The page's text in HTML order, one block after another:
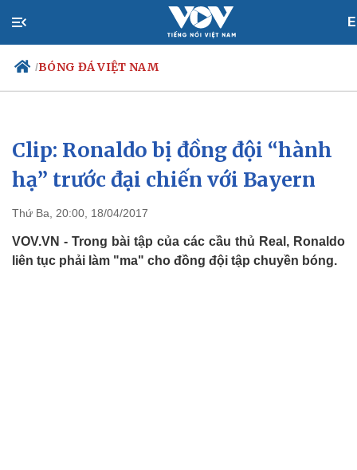
/BÓNG ĐÁ VIỆT NAM
Chính trị
Đảng
Tổ chức nhân sự
Nhận diện sự thật
Xã hội
Tin 24h
Dự báo thời tiết
Việc làm
Biển đảo
Clip: Ronaldo bị đồng đội “hành
hạ” trước đại chiến với Bayern
Thứ Ba, 20:00, 18/04/2017
VOV.VN - Trong bài tập của các cầu thủ Real, Ronaldo
liên tục phải làm "ma" cho đồng đội tập chuyền bóng.